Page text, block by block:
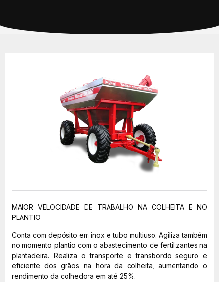
MAIOR VELOCIDADE DE TRABALHO NA COLHEITA E NO
PLANTIO
Conta com depósito em inox e tubo multiuso. Agiliza também
no momento plantio com o abastecimento de fertilizantes na
plantadeira. Realiza o transporte e transbordo seguro e
eficiente dos grãos na hora da colheita, aumentando o
rendimento da colhedora em até 25%.